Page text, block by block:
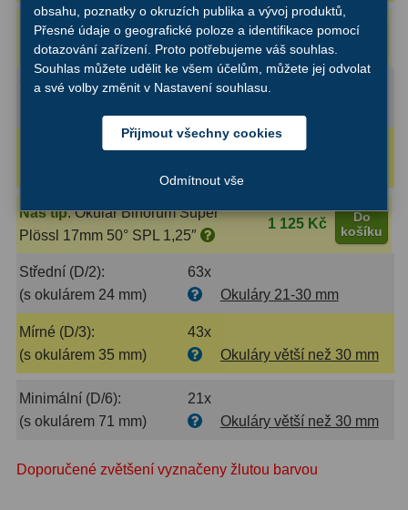
Zaostřovací masky
ADC, Tilting14
34
Okulárové výtahy44
Sekundární zrcadla
Adaptéry k okulárovým
výtahům8
Pozorovací dalekohledy
Turistické
Náš tip: Okulár Binorum Super
Plössl 8mm 50° SPL 1,25″
1 090 Kč
Do
Velké (1D):
125x
Optimální (0.7D):
Náš tip:Okulár Binorum Super
Plössl 17mm 50° SPL 1,25″
1 125 Kč
Do
košíku
Střední (D/2):
63x
(s okulárem 24 mm)
Okuláry 21-30 mm
Mírné (D/3):
43x
(s okulárem 35 mm)
Okuláry větší než 30 mm
Minimální (D/6):
21x
(s okulárem 71 mm)
Okuláry větší než 30 mm
Doporučené zvětšení vyznačeny žlutou barvou
obsahu, poznatky o okruzích publika a vývoj produktů,
Přesné údaje o geografické poloze a identifikace pomocí
dotazování zařízení. Proto potřebujeme váš souhlas.
Souhlas můžete udělit ke všem účelům, můžete jej odvolat
a své volby změnit v Nastavení souhlasu.
Přijmout všechny cookies
Odmítnout vše